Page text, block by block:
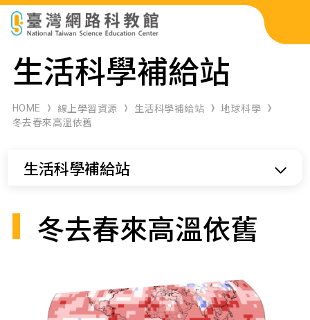
科展作品檢索
科學研習月刊
生活科學補給站
HOME 線上學習資源 生活科學補給站
地球科學
冬去春來高溫依舊
生活科學補給站
冬去春來高溫依舊